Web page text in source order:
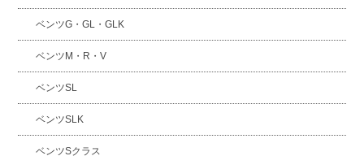
ベンツG・GL・GLK
ベンツM・R・V
ベンツSL
ベンツSLK
ベンツSクラス